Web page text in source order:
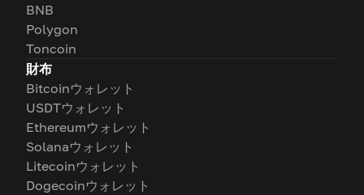
BNB
Polygon
Toncoin
財布
Bitcoinウォレット
USDTウォレット
Ethereumウォレット
Solanaウォレット
Litecoinウォレット
Dogecoinウォレット